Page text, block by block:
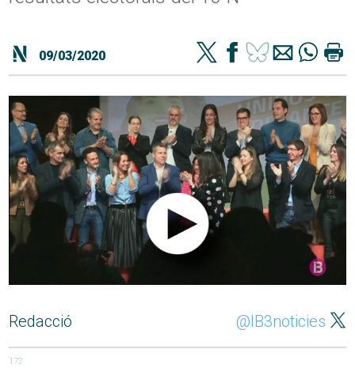
09/03/2020
Redacció @IB3noticies
172